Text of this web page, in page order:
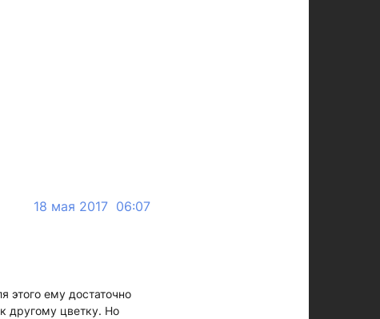
18 мая 2017 06:07
этого ему достаточно
другому цветку. Но